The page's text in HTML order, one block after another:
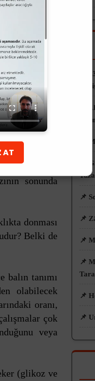
tüketiciler
şeker ilave
bu
durumudur.
kristalleşme
yanıtını
makaleyi
özeti
sonunda
donması
Belki de
tanımı
olabilecek
oranı,
çok
veya
(glikoz ve
📌
📌
📌
📌
📌
📌
📌
📌
📌
📌
AT